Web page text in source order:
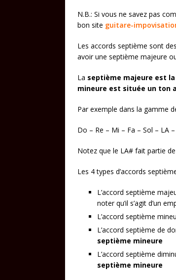
N.B.: Si vous ne savez pas
bon site guitare-
Les accords septième sont
avoir une septième majeure
La septième majeure est
mineure est située un ton
Par exemple dans la gamme
Do – Re – Mi – Fa – Sol – LA –
Notez que le LA# fait partie
Les 4 types d’accords
L’accord septième
noter qu’il s’agit d’un
L’accord septième
L’accord septième de
septième mineure
L’accord septième
septième mineure